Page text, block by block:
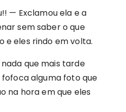
— Exclamou ela e a
sem saber o que
e eles rindo em volta.
que mais tarde
alguma foto que
na hora em que eles